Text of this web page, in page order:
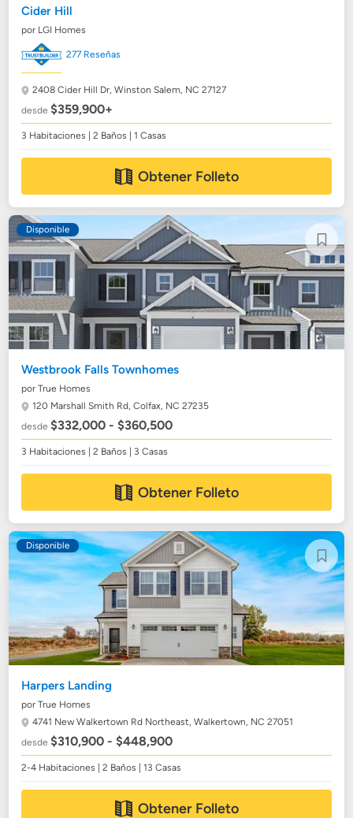
Cider Hill
por LGI Homes
277 Reseñas
2408 Cider Hill Dr,Winston Salem, NC 27127
desde$359,900+
3 Habitaciones | 2 Baños | 1 Casas
Obtener Folleto
Disponible
Westbrook Falls Townhomes
por True Homes
120 Marshall Smith Rd,Colfax, NC 27235
desde$332,000 - $360,500
3 Habitaciones | 2 Baños | 3 Casas
Obtener Folleto
Disponible
Harpers Landing
por True Homes
4741 New Walkertown Rd Northeast,Walkertown, NC 27051
desde$310,900 - $448,900
2-4 Habitaciones | 2 Baños | 13 Casas
Obtener Folleto